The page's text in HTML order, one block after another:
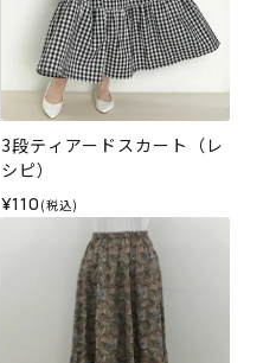
3段ティアードスカート（レ
シピ）
¥110 (税込)